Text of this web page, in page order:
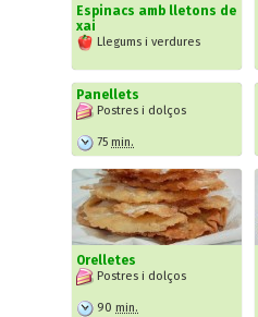
Espinacs amb lletons de
xai
Llegums i verdures
Panellets
Postres i dolços
75 min.
Orelletes
Postres i dolços
90 min.